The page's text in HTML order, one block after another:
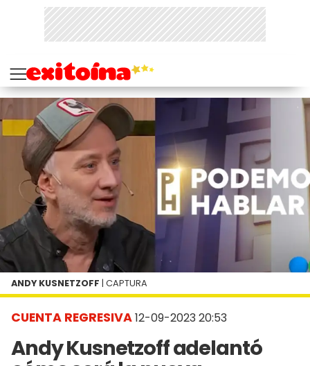
CUENTA REGRESIVA12-09-2023 20:53
Andy Kusnetzoff adelantó
ANDY KUSNETZOFF | CAPTURA